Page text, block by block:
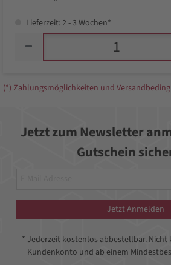
Lieferzeit: 2 - 3 Wochen*
(*) Zahlungsmöglichkeiten und
Jetzt zum Newsletter
Gutschein
Jetzt Anmelden
* Jederzeit kostenlos abbestellbar.
Kundenkonto und ab einem